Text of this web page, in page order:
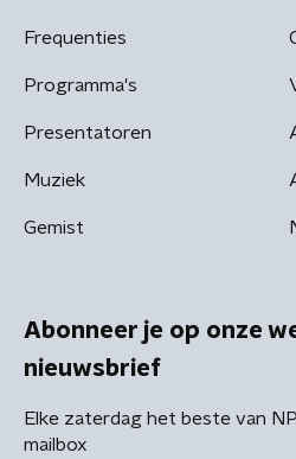
Frequenties
Programma's
Presentatoren
Muziek
Gemist
Abonneer je op onze
nieuwsbrief
Elke zaterdag het beste van
mailbox